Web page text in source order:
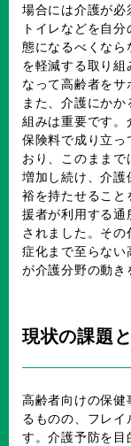
場合には介護が
トイレなどを自
態になるべくなら
を軽減する取り組
なって高齢者をサ
また、介護にか
組みは重要です
保険料で成り立っ
おり、このまま
増加し続け、介護
裕を持たせるこ
援者が利用する
されました。そ
症化まで至らな
が介護分野の動き
現状の課題
高齢者向けの保
るものの、フレイ
す。介護予防を目